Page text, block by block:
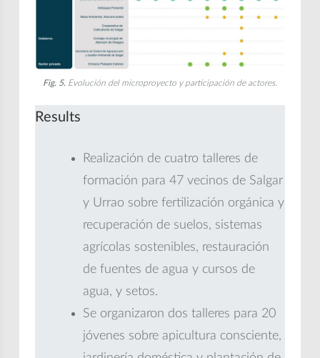
Fig. 5. Evolución del microproyecto y participación de actores.
Results
Realización de cuatro talleres de
formación para 47 vecinos de Salgar
y Urrao sobre fertilización orgánica y
recuperación de suelos, sistemas
agrícolas sostenibles, restauración
de fuentes de agua y cursos de
agua, y setos.
Se organizaron dos talleres para 20
jóvenes sobre apicultura consciente,